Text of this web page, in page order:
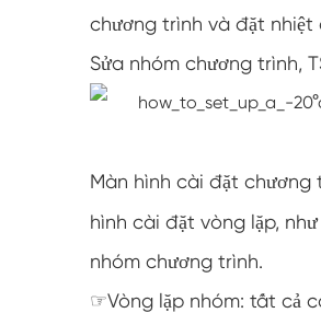
chương trình và đặt nhiệt
Sửa nhóm chương trình,
Màn hình cài đặt chương
hình cài đặt vòng lặp,
nhóm chương trình.
☞Vòng lặp nhóm: tất cả